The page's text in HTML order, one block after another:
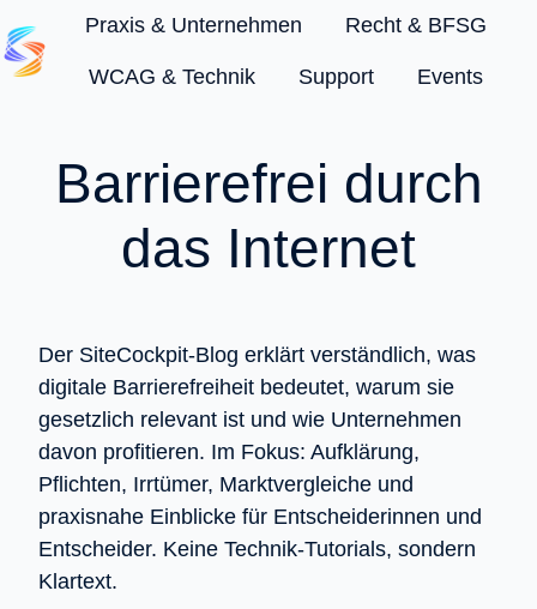
Praxis & Unternehmen Recht & BFSG
WCAG & Technik Support Events
Barrierefrei durch
das Internet
Der SiteCockpit-Blog erklärt verständlich, was
digitale Barrierefreiheit bedeutet, warum sie
gesetzlich relevant ist und wie Unternehmen
davon profitieren. Im Fokus: Aufklärung,
Pflichten, Irrtümer, Marktvergleiche und
praxisnahe Einblicke für Entscheiderinnen und
Entscheider. Keine Technik-Tutorials, sondern
Klartext.